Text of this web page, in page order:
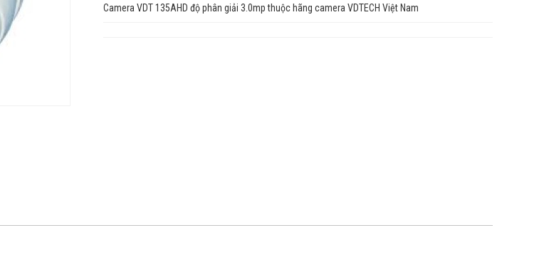
Camera VDT 135AHD độ phân giải 3.0mp thuộc hãng camera VDTECH Việt Nam